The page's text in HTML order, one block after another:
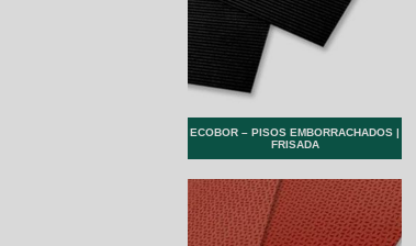
ECOBOR – PISOS EMBORRACHADOS |
FRISADA